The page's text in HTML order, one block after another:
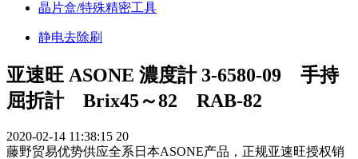
晶片盒/特殊精密工具
静电去除刷
亚速旺 ASONE 濃度計 3-6580-09 手持
屈折計 Brix45～82 RAB-82
2020-02-14 11:38:15 20
藤野贸易优势供应全系日本ASONE产品，正规亚速旺授权销